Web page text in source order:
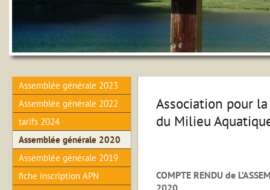
Assemblée générale 2023
Assemblée générale 2022
tarifs 2024
Assemblée générale 2020
Assemblée générale 2019
fiche inscription APN
Association pour
du Milieu
COMPTE RENDU de
2020